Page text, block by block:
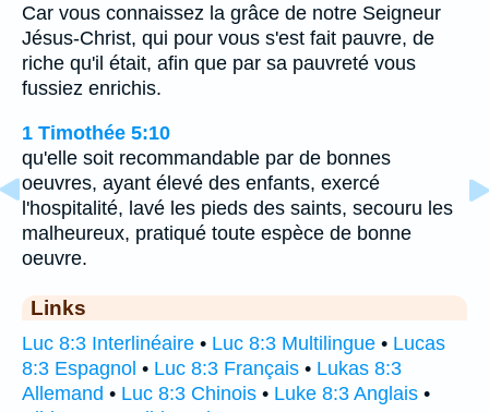
Car vous connaissez la grâce de notre Seigneur
Jésus-Christ, qui pour vous s'est fait pauvre, de
riche qu'il était, afin que par sa pauvreté vous
fussiez enrichis.
1 Timothée 5:10
qu'elle soit recommandable par de bonnes
oeuvres, ayant élevé des enfants, exercé
l'hospitalité, lavé les pieds des saints, secouru les
malheureux, pratiqué toute espèce de bonne
oeuvre.
Links
Luc 8:3 Interlinéaire • Luc 8:3 Multilingue • Lucas
8:3 Espagnol • Luc 8:3 Français • Lukas 8:3
Allemand • Luc 8:3 Chinois • Luke 8:3 Anglais •